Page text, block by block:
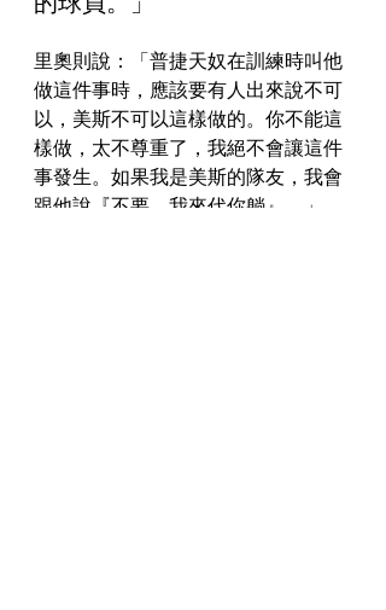
里奧則說：「普捷天奴在訓練時叫他
做這件事時，應該要有人出來說不可
以，美斯不可以這樣做的。你不能這
樣做，太不尊重了，我絕不會讓這件
事發生。如果我是美斯的隊友，我會
跟他說『不要，我來代你躺』。」